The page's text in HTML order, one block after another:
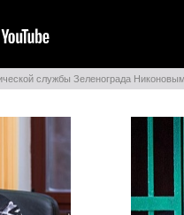
службы Зеленограда